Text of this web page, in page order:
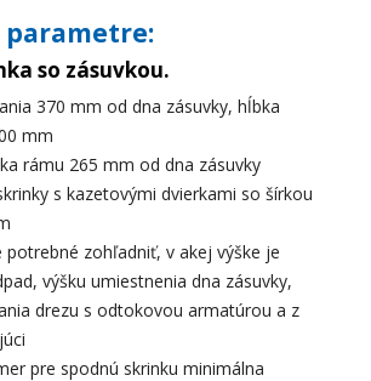
parametre:
so zásuvkou.
370 mm od dna zásuvky, hĺbka
mm
rámu 265 mm od dna zásuvky
s kazetovými dvierkami so šírkou
potrebné zohľadniť, v akej výške je
výšku umiestnenia dna zásuvky,
drezu s odtokovou armatúrou a z
pre spodnú skrinku minimálna